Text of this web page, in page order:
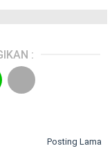
:
Posting Lama